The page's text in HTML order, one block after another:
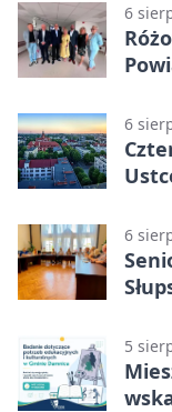
6
6
6
5